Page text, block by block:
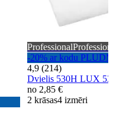
Professional
-20% ar kodu
4,9 (214)
Dvielis 530H LUX
no 2,85 €
2 krāsas4 izmēri